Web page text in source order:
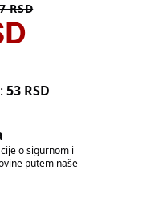
RSD
53 RSD
o sigurnom i
putem naše